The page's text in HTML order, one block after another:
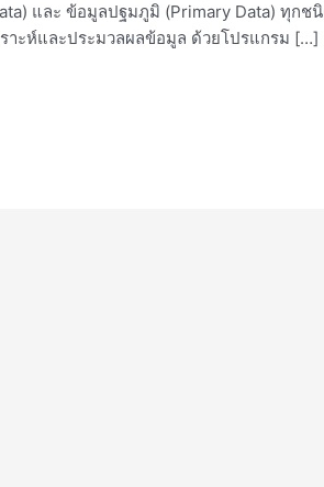
และ ข้อมูลปฐมภูมิ (Primary Data) ทุกช
าะห์และประมวลผลข้อมูล ด้วยโปรแกรม […]